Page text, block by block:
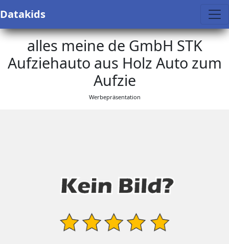
Datakids
alles meine de GmbH STK
Aufziehauto aus Holz Auto zum
Aufzie
Werbepräsentation